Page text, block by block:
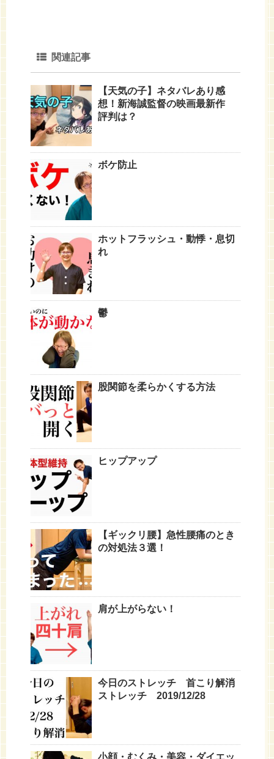
関連記事
【天気の子】ネタバレあり感
想！新海誠監督の映画最新作
評判は？
ボケ防止
ホットフラッシュ・動悸・息切
れ
鬱
股関節を柔らかくする方法
ヒップアップ
【ギックリ腰】急性腰痛のとき
の対処法３選！
肩が上がらない！
今日のストレッチ 首こり解消
ストレッチ 2019/12/28
小顔・むくみ・美容・ダイエッ